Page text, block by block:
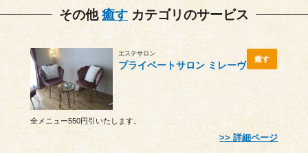
その他癒す カテゴリのサービス
エステサロン
プライベートサロン ミレーヴ
癒す
全メニュー550円引いたします。
詳細ページ